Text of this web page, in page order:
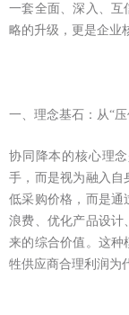
一套全面、深入、互
略的升级，更是企业
一、理念基石：从“
协同降本的核心理
手，而是视为融入自
低采购价格，而是通
浪费、优化产品设计
来的综合价值。这种
牲供应商合理利润为